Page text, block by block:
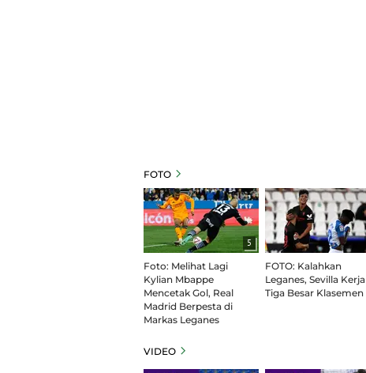
FOTO
5
Foto: Melihat Lagi
Kylian Mbappe
Mencetak Gol, Real
Madrid Berpesta di
Markas Leganes
FOTO: Kalahkan
Leganes, Sevilla Kerja
Tiga Besar Klasemen
VIDEO